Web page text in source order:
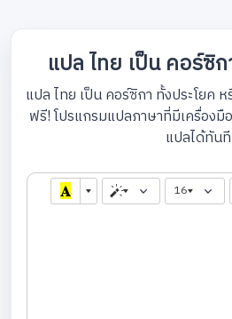
แปล ไทย เป็น คอร์ซิ
แปล ไทย เป็น คอร์ซิกา ทั้งประโยค
ฟรี! โปรแกรมแปลภาษาที่มีเครื่อง
แปลได้ทันที
16